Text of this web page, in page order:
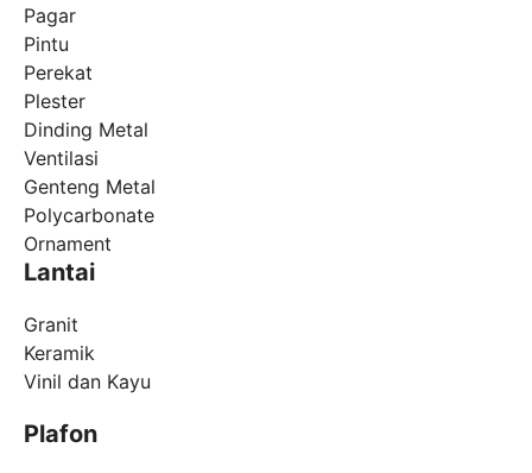
Pagar
Pintu
Perekat
Plester
Dinding Metal
Ventilasi
Genteng Metal
Polycarbonate
Ornament
Lantai
Granit
Keramik
Vinil dan Kayu
Plafon